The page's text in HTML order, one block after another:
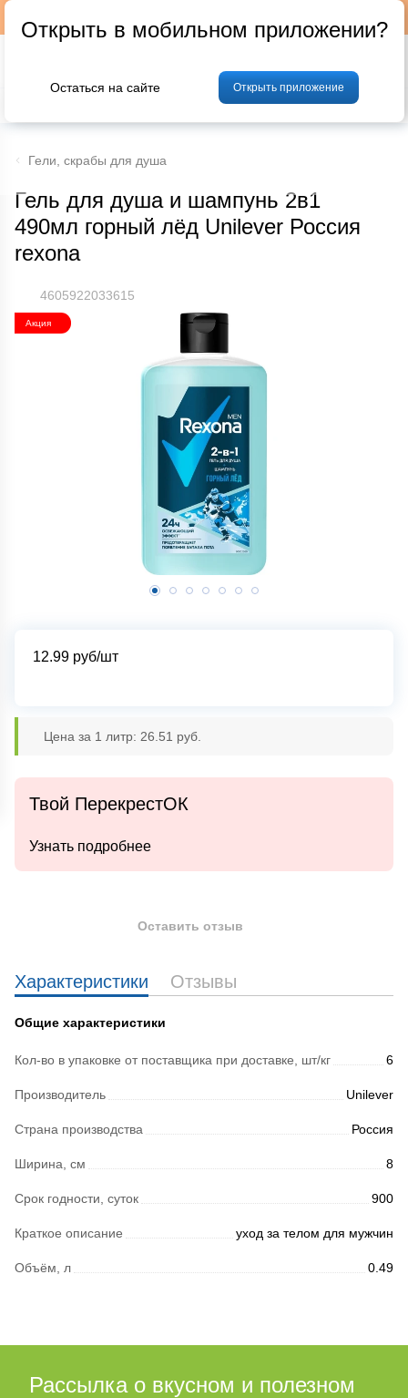
Фрукты и овощи Мясо Птица
Гели, скрабы для душа
Гель для душа и шампунь 2в1
490мл горный лёд Unilever Россия
rexona
4605922033615
Акция
12.99 руб/шт
Цена за 1 литр: 26.51 руб.
Характеристики Отзывы
Общие характеристики
Кол-во в упаковке от поставщика при доставке, шт/кг 6
Производитель Unilever
Страна производства Россия
Ширина, см 8
Срок годности, суток 900
Краткое описание уход за телом для мужчин
Объём, л 0.49
Твой ПерекрестОК
Узнать подробнее
Оставить отзыв
Рассылка о вкусном и полезном
Открыть в мобильном приложении?
Остаться на сайте Открыть приложение